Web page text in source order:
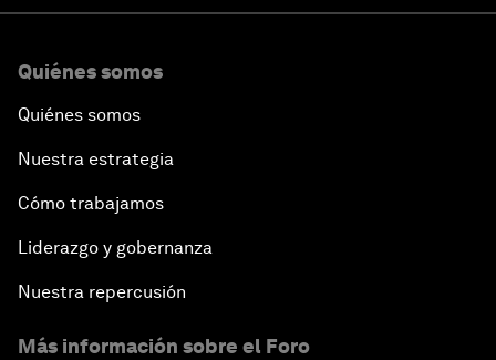
Quiénes somos
Quiénes somos
Nuestra estrategia
Cómo trabajamos
Liderazgo y gobernanza
Nuestra repercusión
Más información sobre el Foro